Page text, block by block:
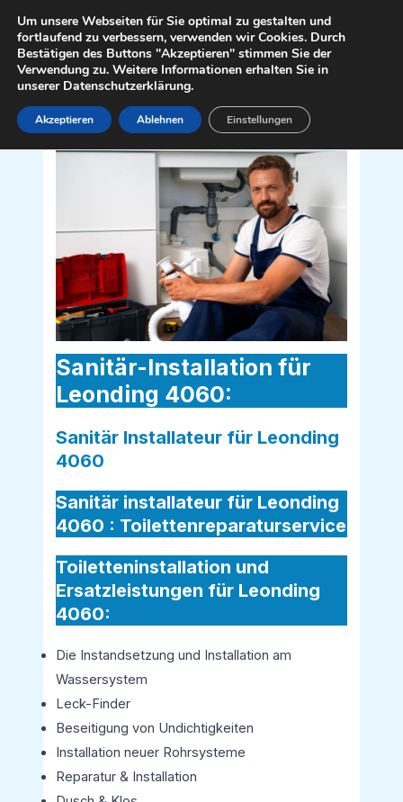
Inhalt
springen
Sanitär Installateur für Leonding 4060
Sanitär-Installation für
Leonding 4060:
Sanitär Installateur für Leonding
4060
Sanitär installateur für Leonding
4060 : Toilettenreparaturservice
Toiletteninstallation und
Ersatzleistungen für Leonding
4060:
Die Instandsetzung und Installation am
Wassersystem
Leck-Finder
Beseitigung von Undichtigkeiten
Installation neuer Rohrsysteme
Reparatur & Installation
Um unsere Webseiten für Sie optimal zu gestalten und
fortlaufend zu verbessern, verwenden wir Cookies. Durch
Bestätigen des Buttons "Akzeptieren" stimmen Sie der
Verwendung zu. Weitere Informationen erhalten Sie in
unserer Datenschutzerklärung.
Akzeptieren Ablehnen Einstellungen